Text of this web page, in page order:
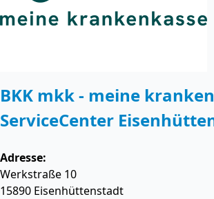
BKK mkk - meine
ServiceCenter
Adresse:
Werkstraße 10
15890 Eisenhüttenstadt